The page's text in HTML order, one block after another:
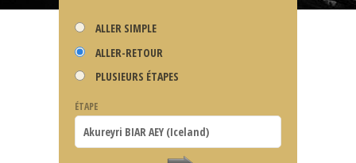
ALLER SIMPLE
ALLER-RETOUR
PLUSIEURS ÉTAPES
ÉTAPE